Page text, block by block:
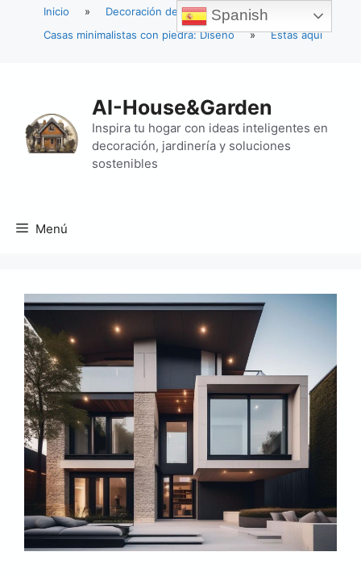
Inicio » Decoración del hogar
»
Casas minimalistas con piedra: Diseño
» Estás aquí
contenido
AI-House&Garden
Inspira tu hogar con ideas inteligentes en
decoración, jardinería y soluciones
sostenibles
Menú
Spanish